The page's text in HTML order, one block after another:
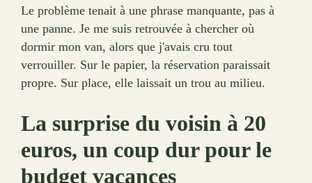
Le problème tenait à une phrase manquante, pas à
une panne. Je me suis retrouvée à chercher où
dormir mon van, alors que j'avais cru tout
verrouiller. Sur le papier, la réservation paraissait
propre. Sur place, elle laissait un trou au milieu.
La surprise du voisin à 20
euros, un coup dur pour le
budget vacances